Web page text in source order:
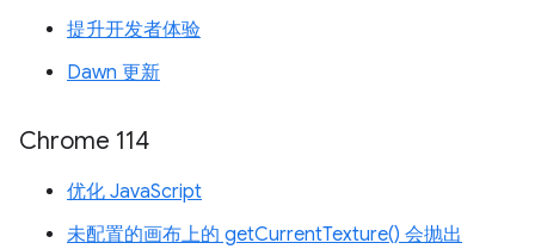
提升开发者体验
Dawn 更新
Chrome 114
优化 JavaScript
未配置的画布上的 getCurrentTexture() 会抛出